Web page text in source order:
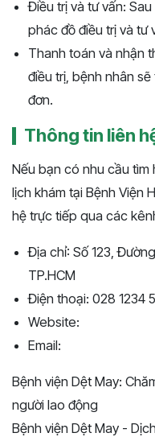
Điều trị và tư vấn:
phác đồ điều trị và tư
Thanh toán và nhận
điều trị, bệnh nhân
đơn.
Thông tin liên
Nếu bạn có nhu cầu
lịch khám tại Bệnh Viện
hệ trực tiếp qua các
Địa chỉ: Số 123,
TP.HCM
Điện thoại: 028 1234
Website:
Email:
Bệnh viện Dệt May:
người lao động
Bệnh viện Dệt May -